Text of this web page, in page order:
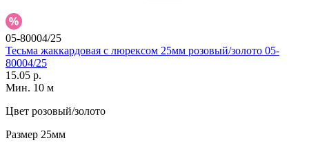
05-80004/25
Тесьма жаккардовая с люрексом 25мм розовый/золото 05-
80004/25
15.05 р.
Мин. 10 м
Цвет розовый/золото
Размер 25мм